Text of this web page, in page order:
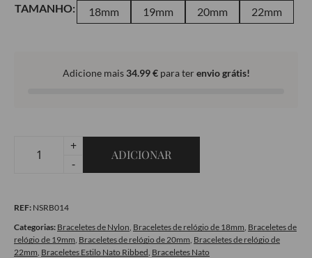
TAMANHO: 18mm 19mm 20mm 22mm
Adicione mais 34.99€para terenvio grátis!
Quantidade
Estilo
Nato
Ribbed
+
-
ADICIONAR
REF: NSRB014
Categorias: Braceletes de Nylon, Braceletes de relógio de 18mm, Braceletes de
relógio de 19mm, Braceletes de relógio de 20mm, Braceletes de relógio de
22mm, Braceletes Estilo Nato Ribbed, Braceletes Nato